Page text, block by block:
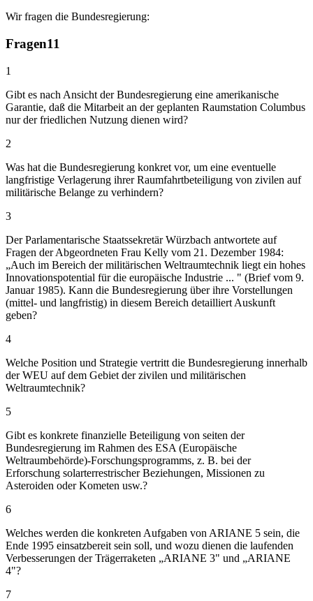
Wir fragen die Bundesregierung:
Fragen11
1
Gibt es nach Ansicht der Bundesregierung eine amerikanische
Garantie, daß die Mitarbeit an der geplanten Raumstation Columbus
nur der friedlichen Nutzung dienen wird?
2
Was hat die Bundesregierung konkret vor, um eine eventuelle
langfristige Verlagerung ihrer Raumfahrtbeteiligung von zivilen auf
militärische Belange zu verhindern?
3
Der Parlamentarische Staatssekretär Würzbach antwortete auf
Fragen der Abgeordneten Frau Kelly vom 21. Dezember 1984:
„Auch im Bereich der militärischen Weltraumtechnik liegt ein hohes
Innovationspotential für die europäische Industrie ... " (Brief vom 9.
Januar 1985). Kann die Bundesregierung über ihre Vorstellungen
(mittel- und langfristig) in diesem Bereich detailliert Auskunft
geben?
4
Welche Position und Strategie vertritt die Bundesregierung innerhalb
der WEU auf dem Gebiet der zivilen und militärischen
Weltraumtechnik?
5
Gibt es konkrete finanzielle Beteiligung von seiten der
Bundesregierung im Rahmen des ESA (Europäische
Weltraumbehörde)-Forschungsprogramms, z. B. bei der
Erforschung solarterrestrischer Beziehungen, Missionen zu
Asteroiden oder Kometen usw.?
6
Welches werden die konkreten Aufgaben von ARIANE 5 sein, die
Ende 1995 einsatzbereit sein soll, und wozu dienen die laufenden
Verbesserungen der Trägerraketen „ARIANE 3" und „ARIANE
4"?
7